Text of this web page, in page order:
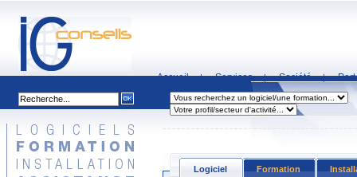
Accueil | Services | Société |
Logiciel Formation